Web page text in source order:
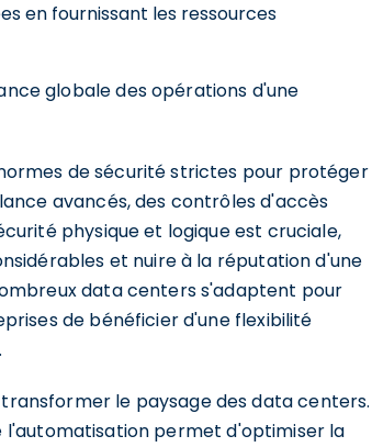
en fournissant les ressources
globale des opérations d'une
de sécurité strictes pour protéger
avancés, des contrôles d'accès
physique et logique est cruciale,
et nuire à la réputation d'une
data centers s'adaptent pour
de bénéficier d'une flexibilité
le paysage des data centers.
l'automatisation permet d'optimiser la